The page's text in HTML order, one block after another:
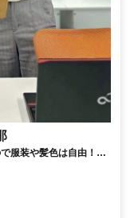
服装や髪色は自由！事